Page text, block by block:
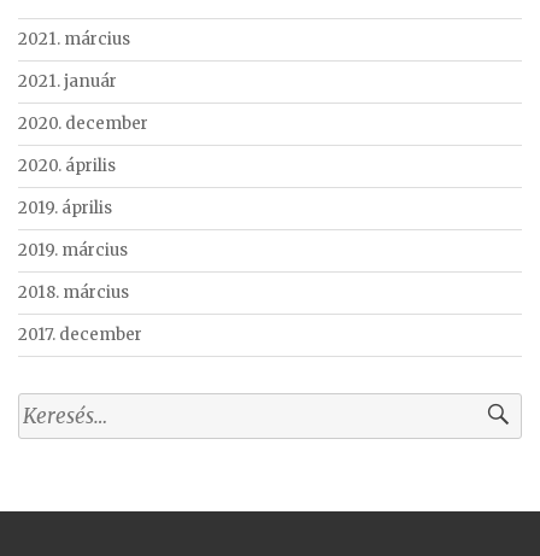
2021. március
2021. január
2020. december
2020. április
2019. április
2019. március
2018. március
2017. december
Keresés: